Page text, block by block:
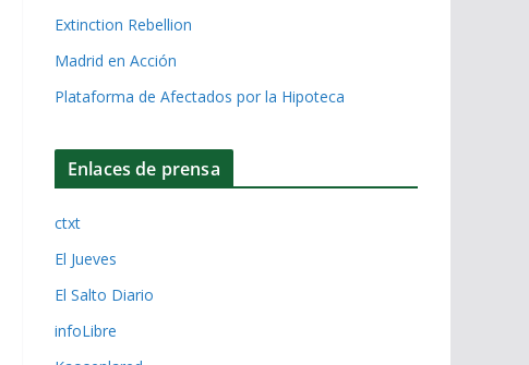
Extinction Rebellion
Madrid en Acción
Plataforma de Afectados por la Hipoteca
Enlaces de prensa
ctxt
El Jueves
El Salto Diario
infoLibre